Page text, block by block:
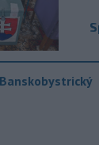
Banskobystrický